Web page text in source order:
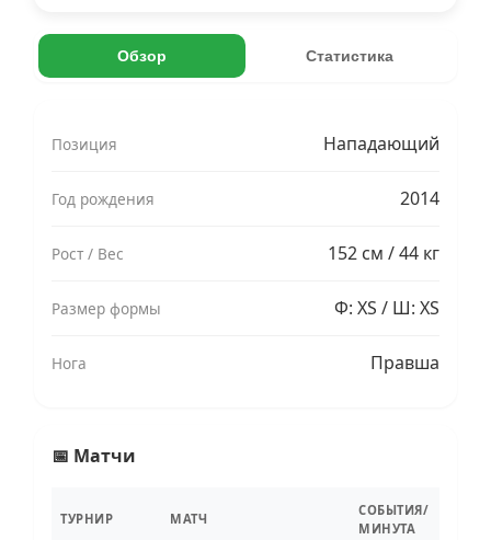
Обзор Статистика
Позиция Нападающий
Год рождения 2014
Рост / Вес 152 см / 44 кг
Размер формы Ф: XS / Ш: XS
Нога Правша
📅 Матчи
ТУРНИР МАТЧ
СОБЫТИЯ/
МИНУТА